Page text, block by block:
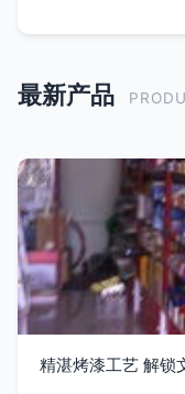
最新产品
精湛烤漆工艺 解锁